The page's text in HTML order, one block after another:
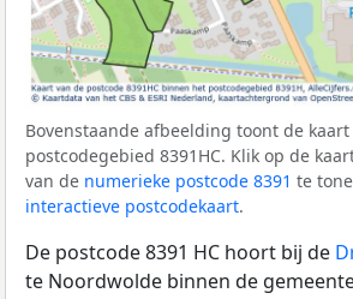
Bovenstaande afbeelding toont de
postcodegebied 8391HC. Klik op de
van de numerieke postcode 8391 te
interactieve postcodekaart.
De postcode 8391 HC hoort bij de
te Noordwolde binnen de